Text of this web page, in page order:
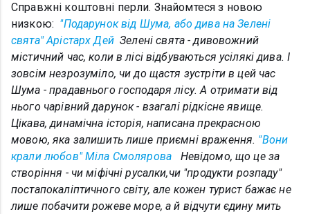
Справжні коштовні перли. Знайомтеся з новою
низкою: "Подарунок від Шума, або дива на Зелені
свята" Арістарх ДейЗелені свята - дивовожний
містичний час, коли в лісі відбуваються усілякі дива. І
зовсім незрозуміло, чи до щастя зустріти в цей час
Шума - прадавнього господаря лісу. А отримати від
нього чарівний дарунок - взагалі рідкісне явище.
Цікава, динамічна історія, написана прекрасною
мовою, яка залишить лише приємні враження. "Вони
крали любов" Міла Смолярова Невідомо, що це за
створіння - чи міфічні русалки,чи "продукти розпаду"
постапокаліптичного світу, але кожен турист бажає не
лише побачити рожеве море, а й відчути єдину мить